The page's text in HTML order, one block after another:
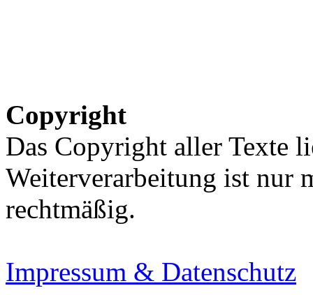
Copyright
Das Copyright aller Texte
Weiterverarbeitung ist nur
rechtmäßig.
Impressum & Datenschutz